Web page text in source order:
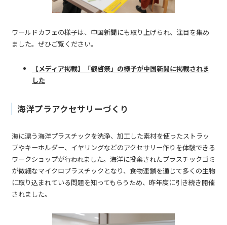
ワールドカフェの様子は、中国新聞にも取り上げられ、注目を集め
ました。ぜひご覧ください。
【メディア掲載】「叡啓祭」の様子が中国新聞に掲載されま
した
海洋プラアクセサリーづくり
海に漂う海洋プラスチックを洗浄、加工した素材を使ったストラッ
プやキーホルダー、イヤリングなどのアクセサリー作りを体験できる
ワークショップが行われました。海洋に投棄されたプラスチックゴミ
が微細なマイクロプラスチックとなり、食物連鎖を通じて多くの生物
に取り込まれている問題を知ってもらうため、昨年度に引き続き開催
されました。